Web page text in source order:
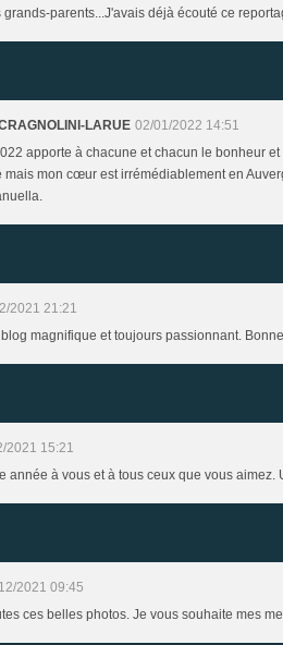
parents...J'avais déjà écouté ce
LARUE 02/01/2022 14:51
apporte à chacune et chacun le bonheur
mais mon cœur est irrémédiablement en
2021 21:21
magnifique et toujours passionnant.
2021 15:21
année à vous et à tous ceux que vous
2021 09:45
ces belles photos. Je vous souhaite mes